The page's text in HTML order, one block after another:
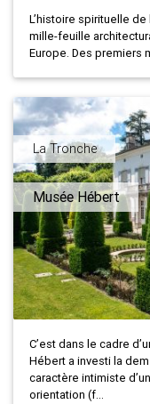
L’histoire spirituelle
mille-feuille
Europe. Des premiers
La Tronche
Musée Hébert
C’est dans le cadre
Hébert a investi la
caractère intimiste
orientation (f...